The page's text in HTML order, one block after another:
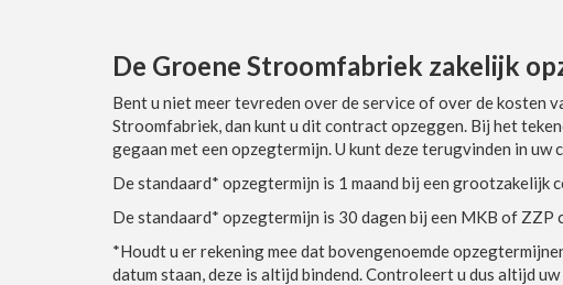
De Groene Stroomfabriek zakelijk
Bent u niet meer tevreden over de service of over de kosten
Stroomfabriek, dan kunt u dit contract opzeggen. Bij het
gegaan met een opzegtermijn. U kunt deze terugvinden in uw
De standaard* opzegtermijn is 1 maand bij een grootzakelijk
De standaard* opzegtermijn is 30 dagen bij een MKB of ZZP
*Houdt u er rekening mee dat bovengenoemde
datum staan, deze is altijd bindend. Controleert u dus altijd